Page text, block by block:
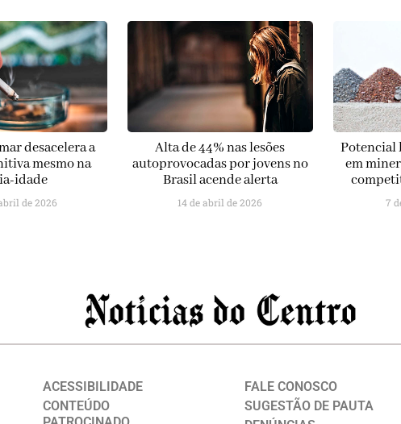
desacelera a
mesmo na
idade
de 2026
Alta de 44% nas lesões
autoprovocadas por jovens no
Brasil acende alerta
14 de abril de 2026
Potencial
em
7
ACESSIBILIDADE
CONTEÚDO
FALE CONOSCO
SUGESTÃO DE PAUTA